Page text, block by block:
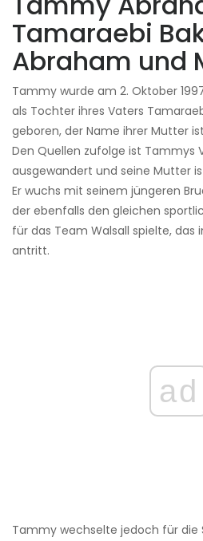
Tamaraebi
Abraham und
Tammy wurde am 2. Oktober
als Tochter ihres Vaters
geboren, der Name ihrer Mutter
Den Quellen zufolge ist Tammys
ausgewandert und seine Mutter
Er wuchs mit seinem jüngeren
der ebenfalls den gleichen
für das Team Walsall spielte, das
antritt.
ad
Tammy wechselte jedoch für die